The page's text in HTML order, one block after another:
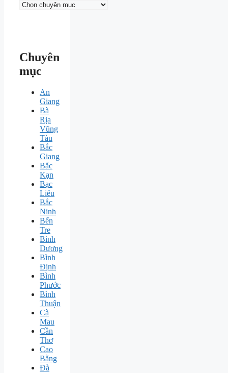
Chuyên
mục
An
Giang
Bà
Rịa
Vũng
Tàu
Bắc
Giang
Bắc
Kạn
Bạc
Liêu
Bắc
Ninh
Bến
Tre
Bình
Dương
Bình
Định
Bình
Phước
Bình
Thuận
Cà
Mau
Cần
Thơ
Cao
Bằng
Đà